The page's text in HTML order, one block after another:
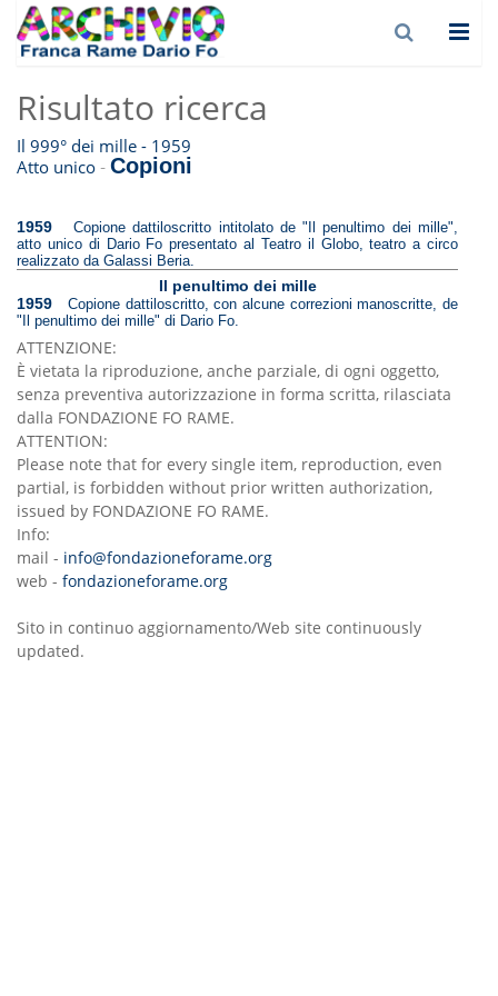
Risultato ricerca
Il 999° dei mille - 1959
Atto unico -Copioni
1959
Copione dattiloscritto intitolato de "Il penultimo dei mille",
atto unico di Dario Fo presentato al Teatro il Globo, teatro a circo
realizzato da Galassi Beria.
Il penultimo dei mille
1959
Copione dattiloscritto, con alcune correzioni manoscritte, de
"Il penultimo dei mille" di Dario Fo.
ATTENZIONE:
È vietata la riproduzione, anche parziale, di ogni oggetto,
senza preventiva autorizzazione in forma scritta, rilasciata
dalla FONDAZIONE FO RAME.
ATTENTION:
Please note that for every single item, reproduction, even
partial, is forbidden without prior written authorization,
issued by FONDAZIONE FO RAME.
Info:
mail - info@fondazioneforame.org
web - fondazioneforame.org
Sito in continuo aggiornamento/Web site continuously
updated.